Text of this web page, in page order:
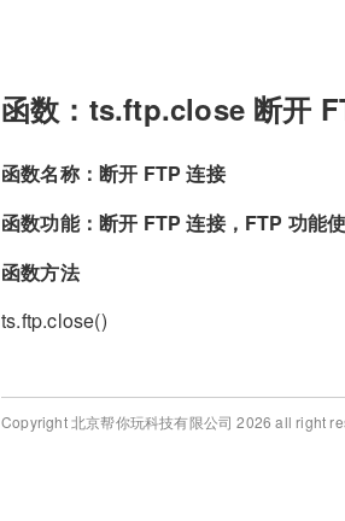
函数：ts.ftp.close 断开
函数名称：断开 FTP 连接
函数功能：断开 FTP 连接，FTP 功能
函数方法
ts.ftp.close()
Copyright 北京帮你玩科技有限公司 2026 all right